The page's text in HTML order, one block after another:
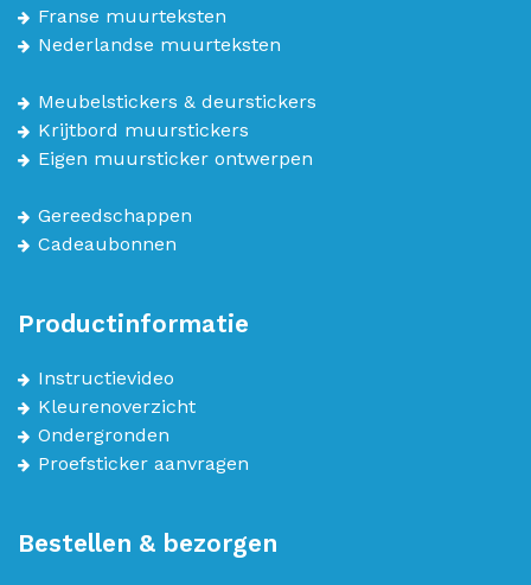
Franse muurteksten
Nederlandse muurteksten
Meubelstickers & deurstickers
Krijtbord muurstickers
Eigen muursticker ontwerpen
Gereedschappen
Cadeaubonnen
Productinformatie
Instructievideo
Kleurenoverzicht
Ondergronden
Proefsticker aanvragen
Bestellen & bezorgen